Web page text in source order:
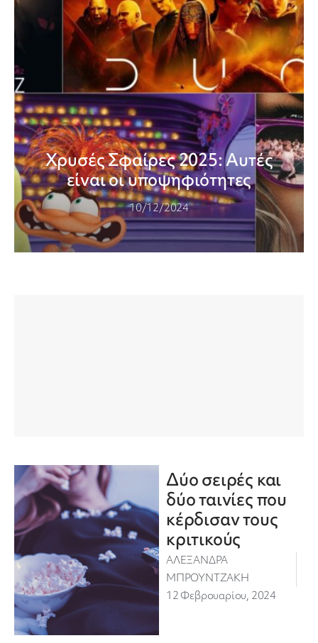
Χρυσές Σφαίρες 2025: Αυτές
είναι οι υποψηφιότητες
10/12/2024
Δύο σειρές και
δύο ταινίες που
κέρδισαν τους
κριτικούς
ΑΛΕΞΑΝΔΡΑ
ΜΠΡΟΥΝΤΖΑΚΗ
12 Φεβρουαρίου, 2024